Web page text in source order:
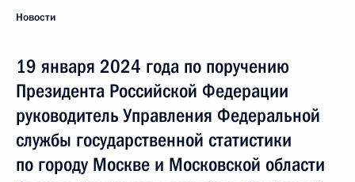
Новости
19 января 2024 года по поручению
Президента Российской Федерации
руководитель Управления Федеральной
службы государственной статистики
по городу Москве и Московской области